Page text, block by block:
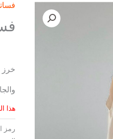
خرز
هذا
رمز